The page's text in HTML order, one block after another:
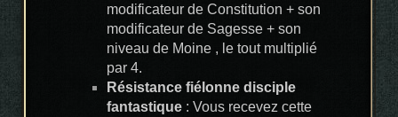
modificateur de Constitution + son
modificateur de Sagesse + son
niveau de Moine , le tout multiplié
par 4.
Résistance fiélonne disciple
fantastique : Vous recevez cette